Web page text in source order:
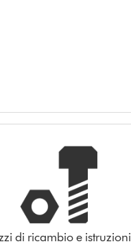
di ricambio e istruzioni